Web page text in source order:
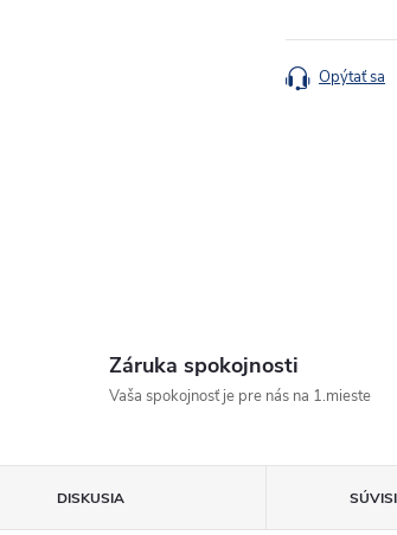
Opýtať sa
Záruka spokojnosti
Vaša spokojnosť je pre nás na 1.mieste
DISKUSIA